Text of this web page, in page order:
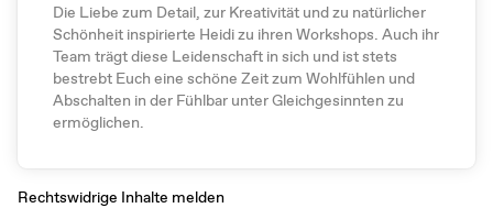
Die Liebe zum Detail, zur Kreativität und zu natürlicher
Schönheit inspirierte Heidi zu ihren Workshops. Auch ihr
Team trägt diese Leidenschaft in sich und ist stets
bestrebt Euch eine schöne Zeit zum Wohlfühlen und
Abschalten in der Fühlbar unter Gleichgesinnten zu
ermöglichen.
Rechtswidrige Inhalte melden